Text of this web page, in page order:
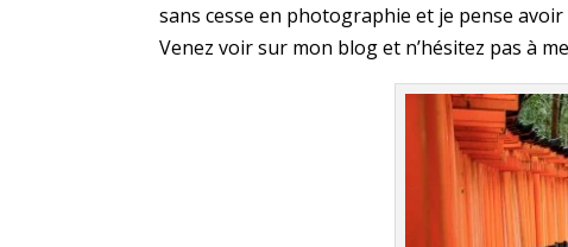
sans cesse en photographie et je pense
Venez voir sur mon blog et n’hésitez pas à